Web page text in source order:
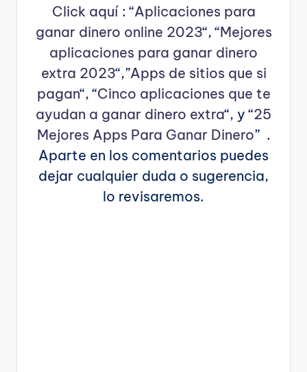
Click aquí: “Aplicaciones para
ganar dinero online 2023“, “Mejores
aplicaciones para ganar dinero
extra 2023“,”Apps de sitios que si
pagan“, “Cinco aplicaciones que te
ayudan a ganar dinero extra“, y “25
Mejores Apps Para Ganar Dinero” .
Aparte en los comentarios puedes
dejar cualquier duda o sugerencia,
lo revisaremos.